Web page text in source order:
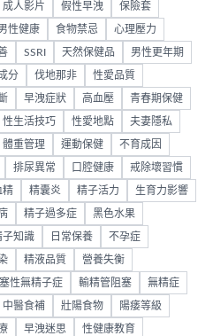
成人影片 假性早洩 保險套
性健康 食物禁忌 心理壓力
SSRI 天然保健品 男性更年期
分 伐地那非 性愛品質
早洩症狀 高血壓 青春期保健
性生活技巧 性愛地點 夫妻隱私
體重管理 運動保健 不育成因
排尿異常 口腔健康 戒除壞習慣
精 精囊炎 精子活力 生育力影響
精子過多症 黑色水果
子知識 日常保養 不孕症
精液品質 營養失衡
性無精子症 輸精管阻塞 無精症
中醫食補 壯陽食物 陽痿等級
早洩迷思 性健康教育